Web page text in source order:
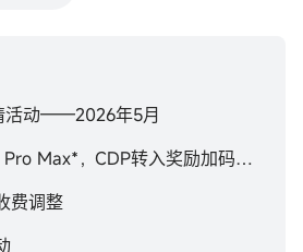
活动——2026年5月
转仓得iPhone 17 Pro Max*，CDP转入奖励加码，赢高达S$2000国庆度假基金*
费调整